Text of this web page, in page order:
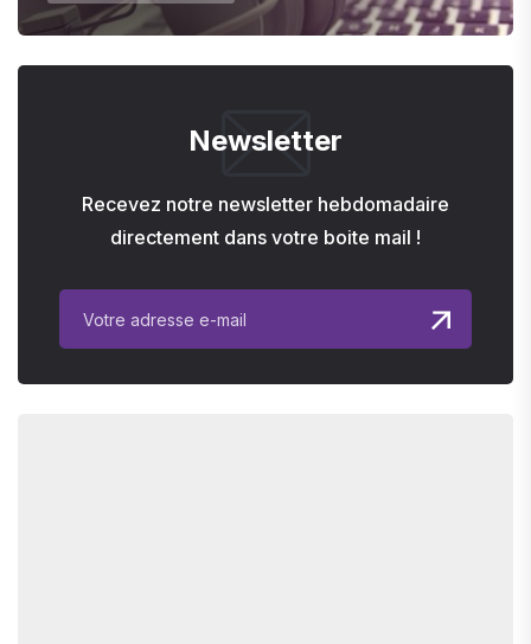
Newsletter
Recevez notre newsletter hebdomadaire
directement dans votre boite mail !